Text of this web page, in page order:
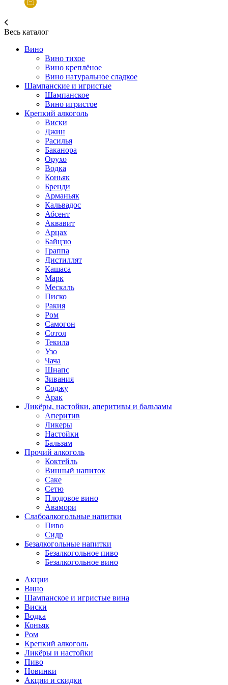
Весь каталог
Вино
Вино тихое
Вино креплёное
Вино натуральное сладкое
Шампанские и игристые
Шампанское
Вино игристое
Крепкий алкоголь
Виски
Джин
Расилья
Баканора
Орухо
Водка
Коньяк
Бренди
Арманьяк
Кальвадос
Абсент
Аквавит
Арцах
Байцзю
Граппа
Дистиллят
Кашаса
Марк
Мескаль
Писко
Ракия
Ром
Самогон
Сотол
Текила
Узо
Чача
Шнапс
Зивания
Соджу
Арак
Ликёры, настойки, аперитивы и бальзамы
Аперитив
Ликеры
Настойки
Бальзам
Прочий алкоголь
Коктейль
Винный напиток
Саке
Сетю
Плодовое вино
Авамори
Слабоалкогольные напитки
Пиво
Сидр
Безалкогольные напитки
Безалкогольное пиво
Безалкогольное вино
Акции
Вино
Шампанское и игристые вина
Виски
Водка
Коньяк
Ром
Крепкий алкоголь
Ликёры и настойки
Пиво
Новинки
Акции и скидки